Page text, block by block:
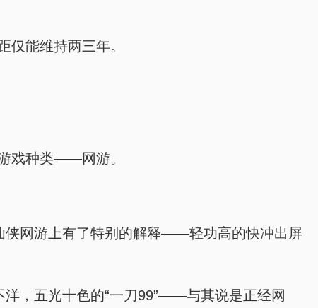
能维持两三年。
戏种类——网游。
侠网游上有了特别的解释——轻功高的快冲出屏
，五光十色的“一刀99”——与其说是正经网